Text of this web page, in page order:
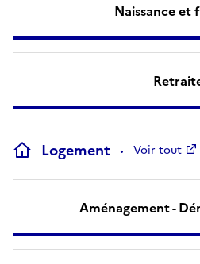
Naissance et
Logement Voir tout
Aménagement -